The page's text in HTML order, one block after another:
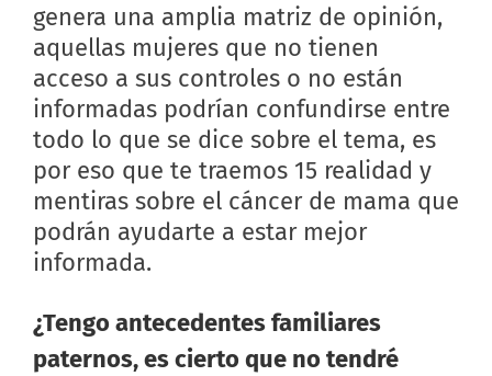
genera una amplia matriz de opinión,
aquellas mujeres que no tienen
acceso a sus controles o no están
informadas podrían confundirse entre
todo lo que se dice sobre el tema, es
por eso que te traemos 15 realidad y
mentiras sobre el cáncer de mama que
podrán ayudarte a estar mejor
informada.
¿Tengo antecedentes familiares
paternos, es cierto que no tendré